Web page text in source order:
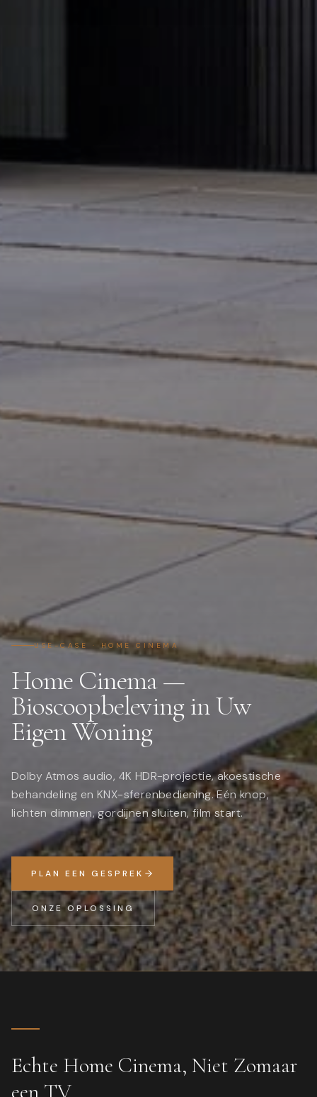
USE-CASE · HOME CINEMA
Home Cinema —
Bioscoopbeleving in Uw
Eigen Woning
Dolby Atmos audio, 4K HDR-projectie, akoestische
behandeling en KNX-sferenbediening. Eén knop,
lichten dimmen, gordijnen sluiten, film start.
PLAN EEN GESPREK
ONZE OPLOSSING
Echte Home Cinema, Niet Zomaar
een TV